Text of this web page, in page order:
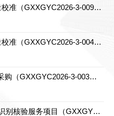
200个管道型取用水监测站计量校准（GXXGYC2026-3-009）竞争性磋商公告
200个管道型取用水监测站计量校准（GXXGYC2026-3-004）竞争性磋商公告
广西水发集团信息化运维服务采购（GXXGYC2026-3-003）竞争性磋商公告
2026年人事考试考生入场身份识别核验服务项目（GXXGYC2026-3-001）竞争性磋商公告